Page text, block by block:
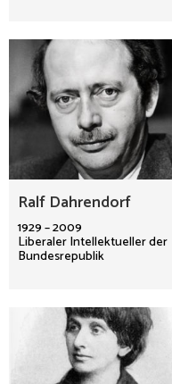
Ralf Dahrendorf
1929 – 2009
Liberaler Intellektueller der
Bundesrepublik